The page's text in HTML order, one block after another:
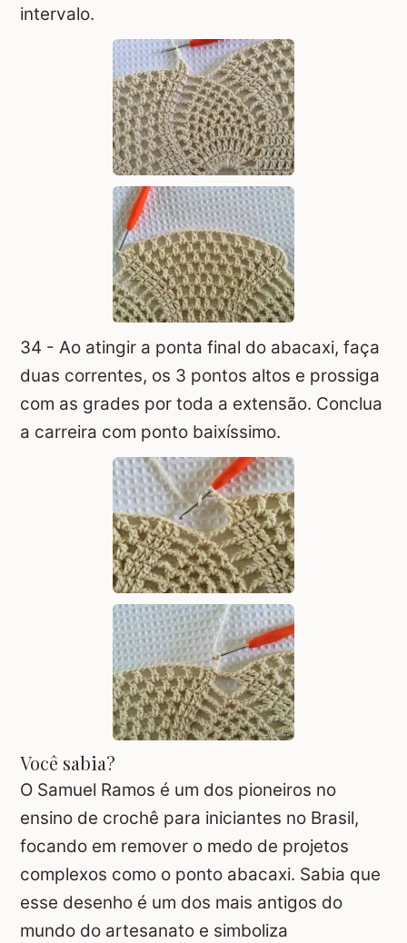
intervalo.
34 - Ao atingir a ponta final do abacaxi, faça
duas correntes, os 3 pontos altos e prossiga
com as grades por toda a extensão. Conclua
a carreira com ponto baixíssimo.
Você sabia?
O Samuel Ramos é um dos pioneiros no
ensino de crochê para iniciantes no Brasil,
focando em remover o medo de projetos
complexos como o ponto abacaxi. Sabia que
esse desenho é um dos mais antigos do
mundo do artesanato e simboliza